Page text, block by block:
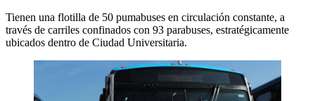
Tienen una flotilla de 50 pumabuses en circulación constante, a
través de carriles confinados con 93 parabuses, estratégicamente
ubicados dentro de Ciudad Universitaria.